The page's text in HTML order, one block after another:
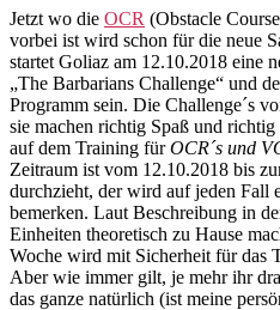
Jetzt wo die OCR (Obstacle
vorbei ist wird schon für die neue
startet Goliaz am 12.10.2018 eine
„The Barbarians Challenge“ und
Programm sein. Die Challenge´s
sie machen richtig Spaß und
auf dem Training fürOCR´s und
Zeitraum ist vom 12.10.2018 bis
durchzieht, der wird auf jeden Fall
bemerken. Laut Beschreibung in
Einheiten theoretisch zu Hause
Woche wird mit Sicherheit für das
Aber wie immer gilt, je mehr ihr
das ganze natürlich (ist meine